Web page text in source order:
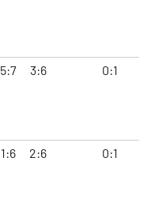
5:7 3:6 0:1
1:6 2:6 0:1